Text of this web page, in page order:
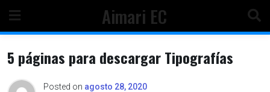
content
Aimari EC
5 páginas para descargar Tipografías
Posted on agosto 28, 2020